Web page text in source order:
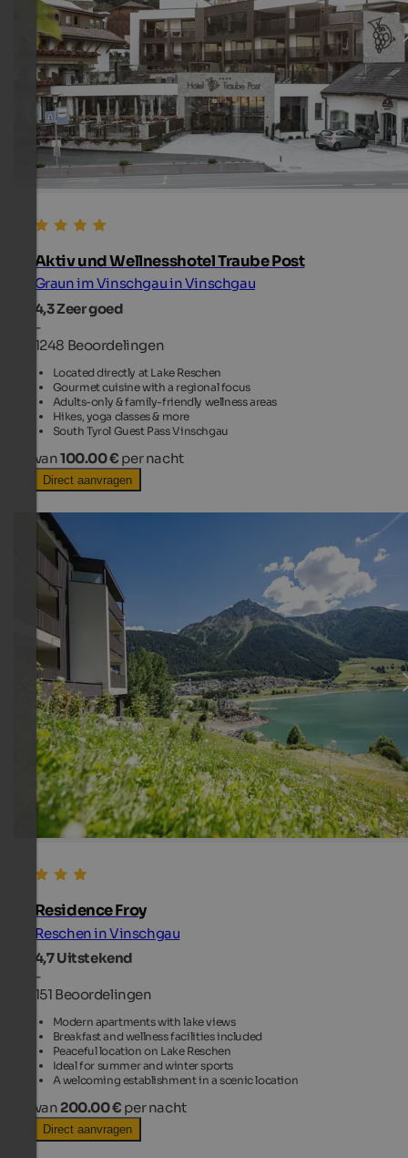
Aktiv und Wellnesshotel Traube Post
Graun im Vinschgau in Vinschgau
4,3Zeer goed
-
1248 Beoordelingen
Located directly at Lake Reschen
Gourmet cuisine with a regional focus
Adults-only & family-friendly wellness areas
Hikes, yoga classes & more
South Tyrol Guest Pass Vinschgau
van100.00 € per nacht
Direct aanvragen
Residence Froy
Reschen in Vinschgau
4,7Uitstekend
-
151 Beoordelingen
Modern apartments with lake views
Breakfast and wellness facilities included
Peaceful location on Lake Reschen
Ideal for summer and winter sports
A welcoming establishment in a scenic location
van 200.00 € per nacht
Direct aanvragen